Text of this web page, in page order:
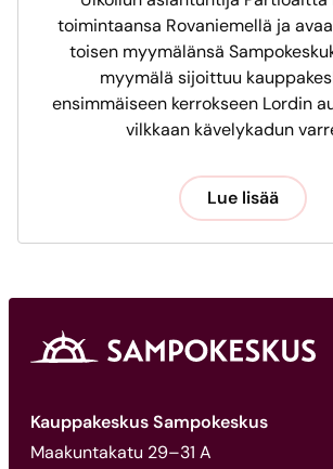
toimintaansa Rovaniemellä ja
toisen myymälänsä
myymälä sijoittuu
ensimmäiseen kerrokseen Lordin
vilkkaan kävelykadun
Lue lisää
Kauppakeskus Sampokeskus
Maakuntakatu 29–31 A